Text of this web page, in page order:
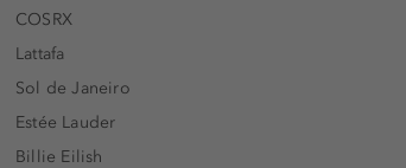
COSRX
Lattafa
Sol de Janeiro
Estée Lauder
Billie Eilish